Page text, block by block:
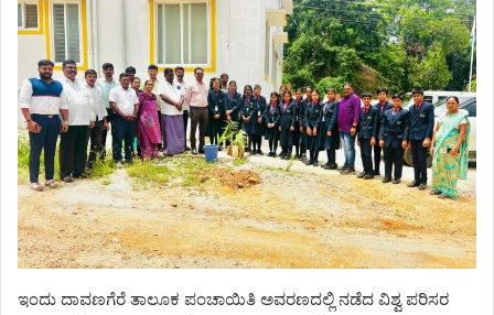
ಇಂದು ದಾವಣಗೆರೆ ತಾಲೂಕ ಪಂಚಾಯಿತಿ ಅವರಣದಲ್ಲಿ ನಡೆದ ವಿಶ್ವ ಪರಿಸರ